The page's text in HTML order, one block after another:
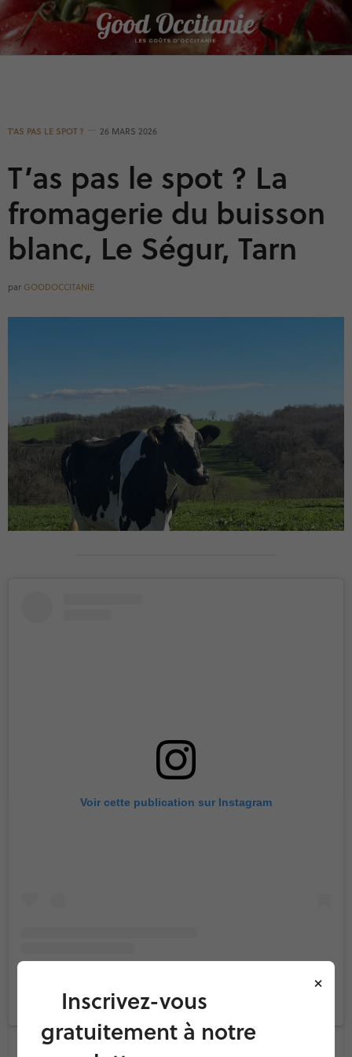
T'AS PAS LE SPOT ? 26 MARS 2026
T’as pas le spot ? La
fromagerie du buisson
blanc, Le Ségur, Tarn
par GOODOCCITANIE
Voir cette publication sur Instagram
×
Inscrivez-vous
gratuitement à notre
Panneau de gestion des cookies